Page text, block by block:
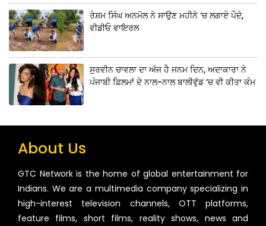
ਰੇਸ਼ਮ ਸਿੰਘ ਅਨਮੋਲ ਨੇ ਸਾਉਣ ਮਹੀਨੇ ‘ਚ ਲਗਾਏ ਪੌਦੇ,
ਵੀਡੀਓ ਵਾਇਰਲ
ਸੁਰਵੀਨ ਚਾਵਲਾ ਦਾ ਅੱਜ ਹੈ ਜਨਮ ਦਿਨ, ਅਦਾਕਾਰਾ ਨੇ
ਪੰਜਾਬੀ ਫ਼ਿਲਮਾਂ ਦੇ ਨਾਲ-ਨਾਲ ਬਾਲੀਵੁੱਡ ‘ਚ ਵੀ ਕੀਤਾ ਕੰਮ
About Us
GTC Network is the home of global entertainment for
Indians. We are a multimedia company specializing in
high-interest television channels, OTT platforms,
feature films, short films, reality shows, news and